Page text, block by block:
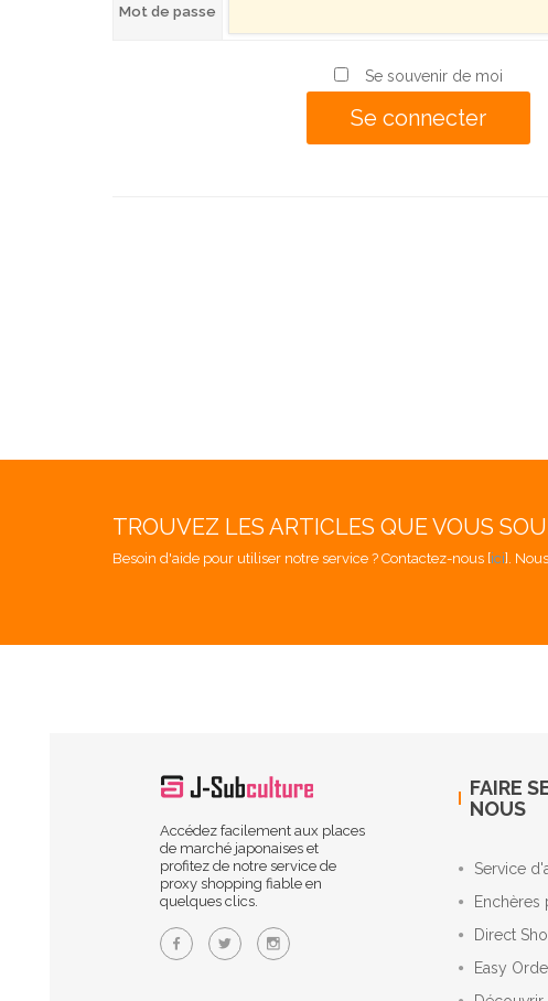
Mot de passe
Se souvenir de moi
TROUVEZ LES ARTICLES QUE VOUS
Besoin d'aide pour utiliser notre service ? Contactez-nous [ici].
Accédez facilement aux places
de marché japonaises et
profitez de notre service de
proxy shopping fiable en
quelques clics.
FAIRE
NOUS
Service
Enchères
Direct
Easy